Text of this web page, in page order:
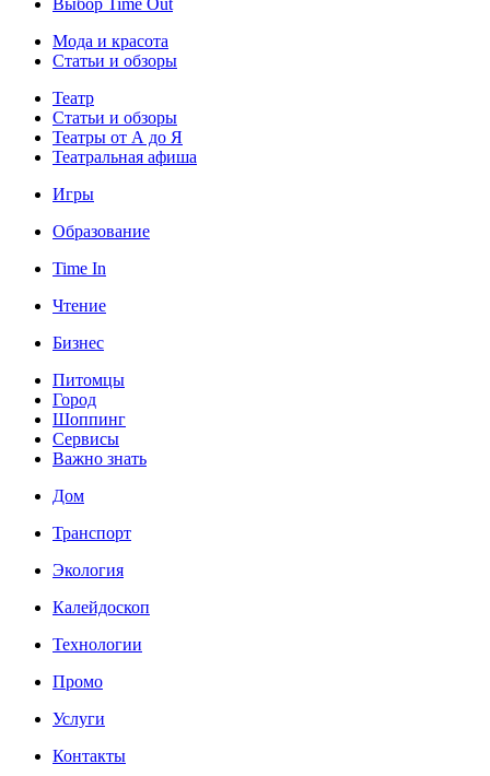
Мода и красота
Статьи и обзоры
Театр
Статьи и обзоры
Театры от А до Я
Театральная афиша
Игры
Образование
Time In
Чтение
Бизнес
Питомцы
Город
Шоппинг
Сервисы
Важно знать
Дом
Транспорт
Экология
Калейдоскоп
Технологии
Промо
Услуги
Контакты